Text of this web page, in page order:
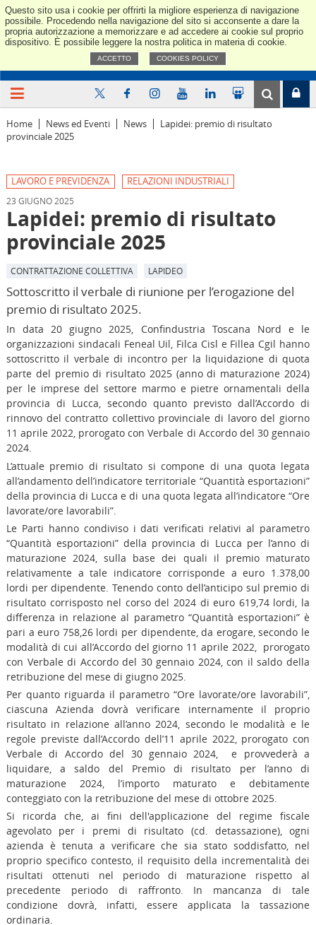
Questo sito usa i cookie per offrirti la migliore esperienza di navigazione
possibile. Procedendo nella navigazione del sito si acconsente a dare la
propria autorizzazione a memorizzare e ad accedere ai cookie sul proprio
dispositivo. È possibile leggere la nostra politica in materia di cookie.
ACCETTO COOKIES POLICY
Home News ed Eventi News
Lapidei: premio di risultato
provinciale 2025
LAVORO E PREVIDENZA RELAZIONI INDUSTRIALI
23 GIUGNO 2025
Lapidei: premio di risultato
provinciale 2025
CONTRATTAZIONE COLLETTIVA LAPIDEO
Sottoscritto il verbale di riunione per l’erogazione del
premio di risultato 2025.
In data 20 giugno 2025, Confindustria Toscana Nord e le
organizzazioni sindacali Feneal Uil, Filca Cisl e Fillea Cgil hanno
sottoscritto il verbale di incontro per la liquidazione di quota
parte del premio di risultato 2025 (anno di maturazione 2024)
per le imprese del settore marmo e pietre ornamentali della
provincia di Lucca, secondo quanto previsto dall’Accordo di
rinnovo del contratto collettivo provinciale di lavoro del giorno
11 aprile 2022, prorogato con Verbale di Accordo del 30 gennaio
2024.
L’attuale premio di risultato si compone di una quota legata
all’andamento dell’indicatore territoriale “Quantità esportazioni”
della provincia di Lucca e di una quota legata all’indicatore “Ore
lavorate/ore lavorabili”.
Le Parti hanno condiviso i dati verificati relativi al parametro
“Quantità esportazioni” della provincia di Lucca per l’anno di
maturazione 2024, sulla base dei quali il premio maturato
relativamente a tale indicatore corrisponde a euro 1.378,00
lordi per dipendente. Tenendo conto dell’anticipo sul premio di
risultato corrisposto nel corso del 2024 di euro 619,74 lordi, la
differenza in relazione al parametro “Quantità esportazioni” è
pari a euro 758,26 lordi per dipendente, da erogare, secondo le
modalità di cui all’Accordo del giorno 11 aprile 2022, prorogato
con Verbale di Accordo del 30 gennaio 2024, con il saldo della
retribuzione del mese di giugno 2025.
Per quanto riguarda il parametro “Ore lavorate/ore lavorabili”,
ciascuna Azienda dovrà verificare internamente il proprio
risultato in relazione all’anno 2024, secondo le modalità e le
regole previste dall’Accordo dell’11 aprile 2022, prorogato con
Verbale di Accordo del 30 gennaio 2024, e provvederà a
liquidare, a saldo del Premio di risultato per l’anno di
maturazione 2024, l’importo maturato e debitamente
conteggiato con la retribuzione del mese di ottobre 2025.
Si ricorda che, ai fini dell'applicazione del regime fiscale
agevolato per i premi di risultato (cd. detassazione), ogni
azienda è tenuta a verificare che sia stato soddisfatto, nel
proprio specifico contesto, il requisito della incrementalità dei
risultati ottenuti nel periodo di maturazione rispetto al
precedente periodo di raffronto. In mancanza di tale
condizione dovrà, infatti, essere applicata la tassazione
ordinaria.